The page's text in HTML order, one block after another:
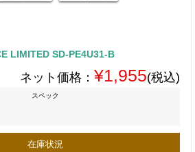
LIMITED SD-PE4U31-B
ネット価格： ¥1,955(税込)
スペック
在庫状況